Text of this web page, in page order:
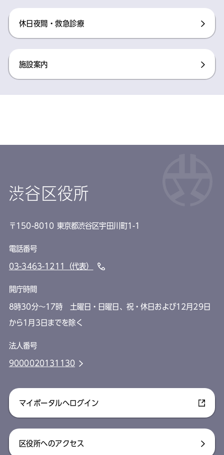
休日夜間・救急診療
施設案内
渋谷区役所
〒150-8010 東京都渋谷区宇田川町1-1
電話番号
03-3463-1211（代表）
開庁時間
8時30分～17時 土曜日・日曜日、祝・休日および12月29日
から1月3日までを除く
法人番号
9000020131130
マイポータルへログイン
区役所へのアクセス